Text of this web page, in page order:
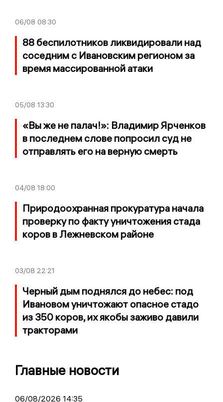
06/08 08:30
88 беспилотников ликвидировали над
соседним с Ивановским регионом за
время массированной атаки
05/08 13:30
«Вы же не палач!»: Владимир Ярченков
в последнем слове попросил суд не
отправлять его на верную смерть
04/08 18:00
Природоохранная прокуратура начала
проверку по факту уничтожения стада
коров в Лежневском районе
03/08 22:21
Черный дым поднялся до небес: под
Ивановом уничтожают опасное стадо
из 350 коров, их якобы заживо давили
тракторами
Главные новости
06/08/2026 14:35